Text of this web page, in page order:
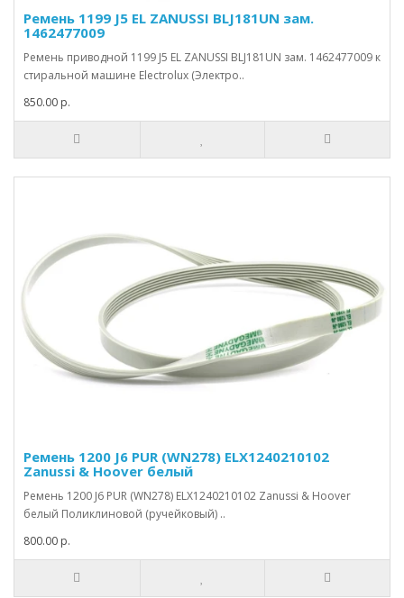
Ремень 1199 J5 EL ZANUSSI BLJ181UN зам.
1462477009
Ремень приводной 1199 J5 EL ZANUSSI BLJ181UN зам. 1462477009 к
стиральной машине Electrolux (Электро..
850.00 р.
Ремень 1200 J6 PUR (WN278) ELX1240210102
Zanussi & Hoover белый
Ремень 1200 J6 PUR (WN278) ELX1240210102 Zanussi & Hoover
белый Поликлиновой (ручейковый) ..
800.00 р.